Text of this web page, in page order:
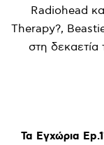
Radiohead
Therapy?,
στη
Τα Εγχώρια